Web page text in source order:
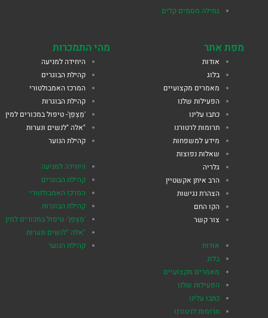
גמילה מסמים קלים
מפת אתר
אודות
בלוג
מאמרים מקצועיים
הפעילות שלנו
כתבו עלינו
תרומות לרטורנו
מידע למשפחות
שאלות נפוצות
גלריה
הרב איתן אקשטיין
הצהרת נגישות
הקו החם
צור קשר
אודות
בלוג
מאמרים מקצועיים
הפעילות שלנו
כתבו עלינו
תרומות לרטורנו
מהי התמכרות
היחידה למניעה
קהילת הבוגרים
המרכז האמבולטורי
קהילת הבוגרות
'מַצְפֵן'- טיפול במכורים למין
"אלה "לנשים ונערות
קהילת הנוער
היחידה למניעה
קהילת הבוגרים
המרכז האמבולטורי
קהילת הבוגרות
'מַצְפֵן'- טיפול במכורים למין
"אלה "לנשים ונערות
קהילת הנוער